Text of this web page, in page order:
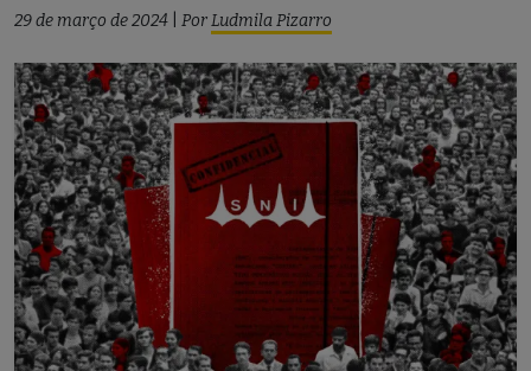
29 de março de 2024 PorLudmila Pizarro